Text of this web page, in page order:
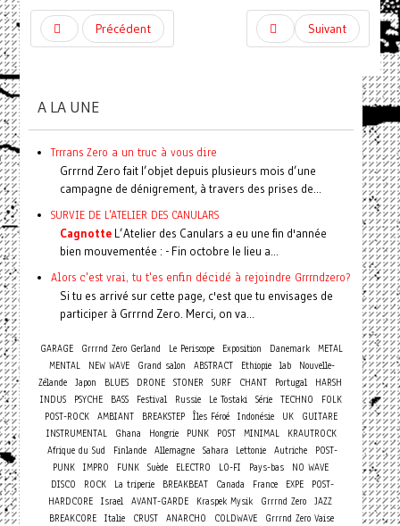
Précédent Suivant
A LA UNE
Trrrans Zero a un truc à vous dire
Grrrnd Zero fait l’objet depuis plusieurs mois d’une
campagne de dénigrement, à travers des prises de...
SURVIE DE L'ATELIER DES CANULARS
CagnotteL’Atelier des Canulars a eu une fin d'année
bien mouvementée : - Fin octobre le lieu a...
Alors c'est vrai, tu t'es enfin décidé à rejoindre Grrrndzero?
Si tu es arrivé sur cette page, c'est que tu envisages de
participer à Grrrnd Zero. Merci, on va...
GARAGE Grrrnd Zero Gerland Le Periscope Exposition Danemark
METAL
MENTAL
NEW WAVE Grand salon ABSTRACT Ethiopie lab
Nouvelle-
Zélande Japon BLUES DRONE STONER SURF CHANT Portugal
HARSH
INDUS
PSYCHE BASS Festival Russie Le Tostaki Série TECHNO
FOLK
POST-ROCK AMBIANT BREAKSTEP Îles Féroé Indonésie UK
GUITARE
INSTRUMENTAL
Ghana Hongrie PUNK POST MINIMAL
KRAUTROCK
Afrique du Sud
Finlande Allemagne Sahara Lettonie Autriche
POST-
PUNK
IMPRO FUNK Suède ELECTRO LO-FI Pays-bas
NO WAVE
DISCO
ROCK La triperie BREAKBEAT Canada France EXPE
POST-
HARDCORE Israel AVANT-GARDE Kraspek Mysik Grrrnd Zero JAZZ
BREAKCORE
Italie CRUST ANARCHO COLDWAVE
Grrrnd Zero Vaise